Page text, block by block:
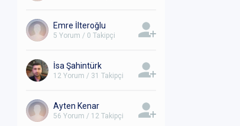
Emre İlteroğlu
5 Yorum / 0 Takipçi
İsa Şahintürk
12 Yorum / 31 Takipçi
Ayten Kenar
56 Yorum / 12 Takipçi